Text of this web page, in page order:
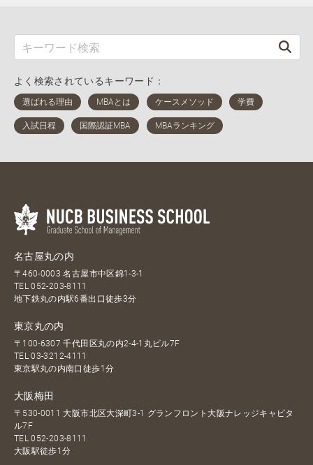
よく検索されているキーワード：
名古屋丸の内
〒460-0003 名古屋市中区錦1-3-1
TEL052-203-8111
地下鉄丸の内駅6番出口徒歩3分
東京丸の内
〒100-6307 千代田区丸の内2-4-1丸ビル7F
TEL03-3212-4111
東京駅丸の内南口徒歩1分
大阪梅田
〒530-0011 大阪市北区大深町3-1 グランフロント大阪ナレッジキャピタ
ル7F
TEL052-203-8111
大阪駅徒歩1分